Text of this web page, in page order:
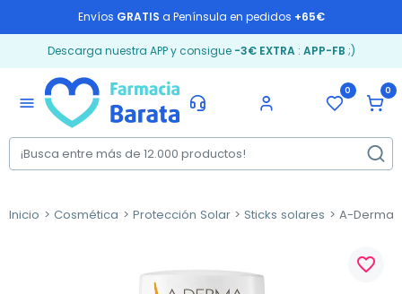
Envíos GRATIS a Península en pedidos +65€
Descarga nuestra APP y consigue -3€ EXTRA: APP-FB ;)
menu
0 0
Inicio Cosmética Protección Solar Sticks solares A-Derma
favorite_border